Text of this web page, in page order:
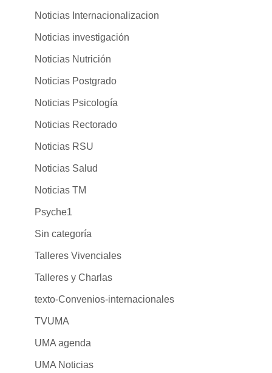
Noticias Internacionalizacion
Noticias investigación
Noticias Nutrición
Noticias Postgrado
Noticias Psicología
Noticias Rectorado
Noticias RSU
Noticias Salud
Noticias TM
Psyche1
Sin categoría
Talleres Vivenciales
Talleres y Charlas
texto-Convenios-internacionales
TVUMA
UMA agenda
UMA Noticias